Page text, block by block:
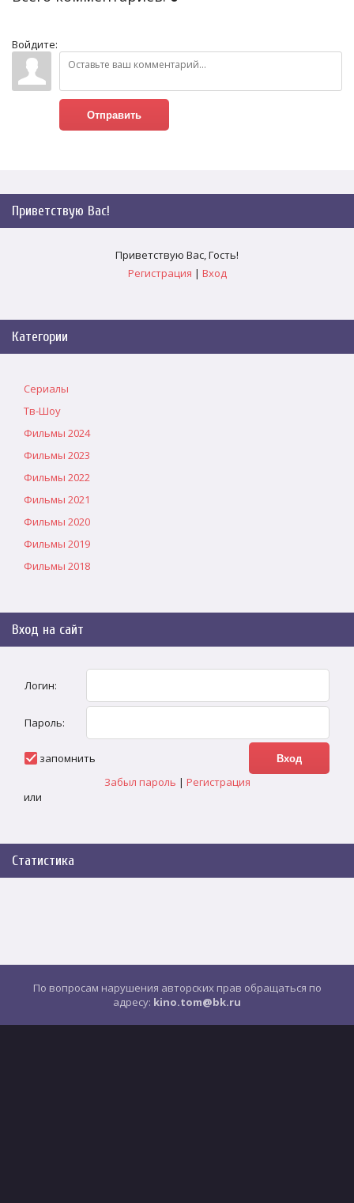
Войдите:
Отправить
Приветствую Вас!
Приветствую Вас,Гость!
Регистрация | Вход
Категории
Сериалы
Тв-Шоу
Фильмы 2024
Фильмы 2023
Фильмы 2022
Фильмы 2021
Фильмы 2020
Фильмы 2019
Фильмы 2018
Вход на сайт
Логин:
Пароль:
запомнить
Забыл пароль | Регистрация
или
Статистика
По вопросам нарушения авторских прав обращаться по
адресу: kino.tom@bk.ru